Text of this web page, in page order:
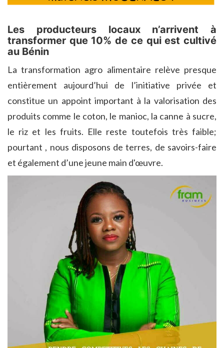
Les producteurs locaux n’arrivent à
transformer que 10% de ce qui est cultivé
au Bénin
La transformation agro alimentaire relève presque
entièrement aujourd’hui de l’initiative privée et
constitue un appoint important à la valorisation des
produits comme le coton, le manioc, la canne à sucre,
le riz et les fruits. Elle reste toutefois très faible;
pourtant , nous disposons de terres, de savoirs-faire
et également d’une jeune main d'œuvre.